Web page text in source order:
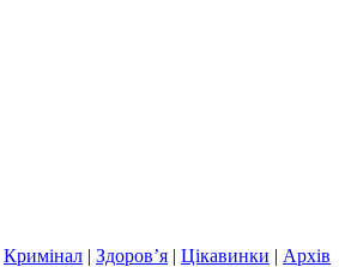
Кримінал | Здоров’я | Цікавинки | Архів